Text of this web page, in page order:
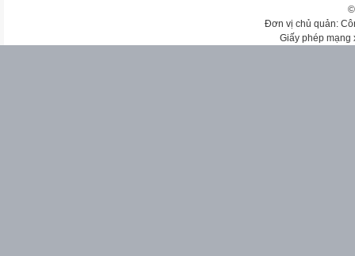
Đơn vị chủ quản:
Giấy phép mạng